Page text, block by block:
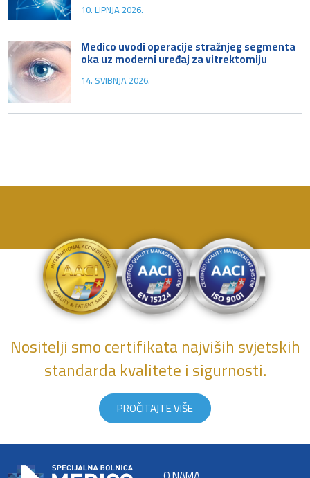
10. LIPNJA 2026.
Medico uvodi operacije stražnjeg segmenta
oka uz moderni uređaj za vitrektomiju
14. SVIBNJA 2026.
Nositelji smo certifikata najviših svjetskih
standarda kvalitete i sigurnosti.
PROČITAJTE VIŠE